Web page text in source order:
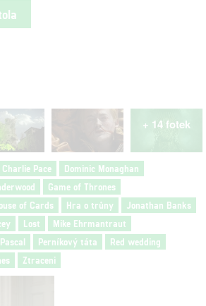
+ 14 fotek
Charlie Pace
Dominic Monaghan
Game of Thrones
of Cards Hra o trůny
Jonathan Banks
Lost
Mike Ehrmantraut
Perníkový táta
Red wedding
Ztraceni